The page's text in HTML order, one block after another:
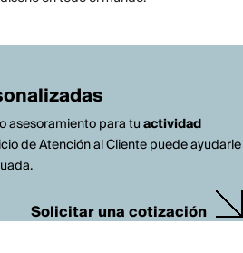
asesoramiento para tuactividad
de Atención al Cliente puede ayudarle
Solicitar una cotización